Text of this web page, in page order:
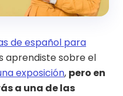
de español para
aprendiste sobre el
exposición, pero en
a una de las